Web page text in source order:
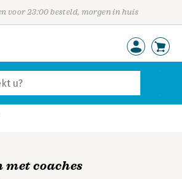
voor 23:00 besteld, morgen in huis
met coaches